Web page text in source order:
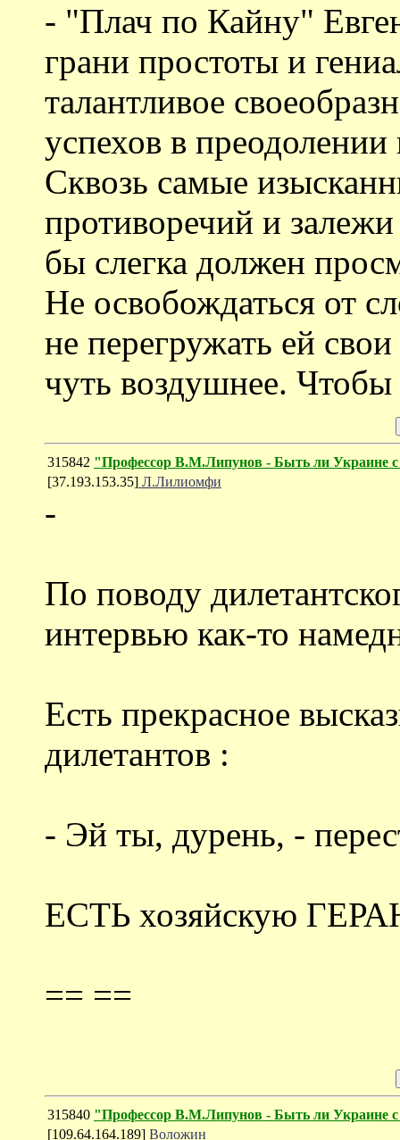
- "Плач по Кайну"
грани простоты и
талантливое
успехов в
Сквозь самые
противоречий и залежи
бы слегка должен
Не освобождаться от
не перегружать ей
чуть воздушнее. Чтобы
315842 "Профессор В.М.Липунов - Быть ли Украине с
[37.193.153.35] Л.Лилиомфи
-
По поводу
интервью как-то
Есть прекрасное
дилетантов :
- Эй ты, дурень, -
ЕСТЬ хозяйскую
== ==
315840 "Профессор В.М.Липунов - Быть ли Украине с
[109.64.164.189] Воложин